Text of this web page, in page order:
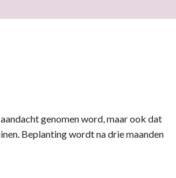
genomen word, maar ook dat
Beplanting wordt na drie maanden